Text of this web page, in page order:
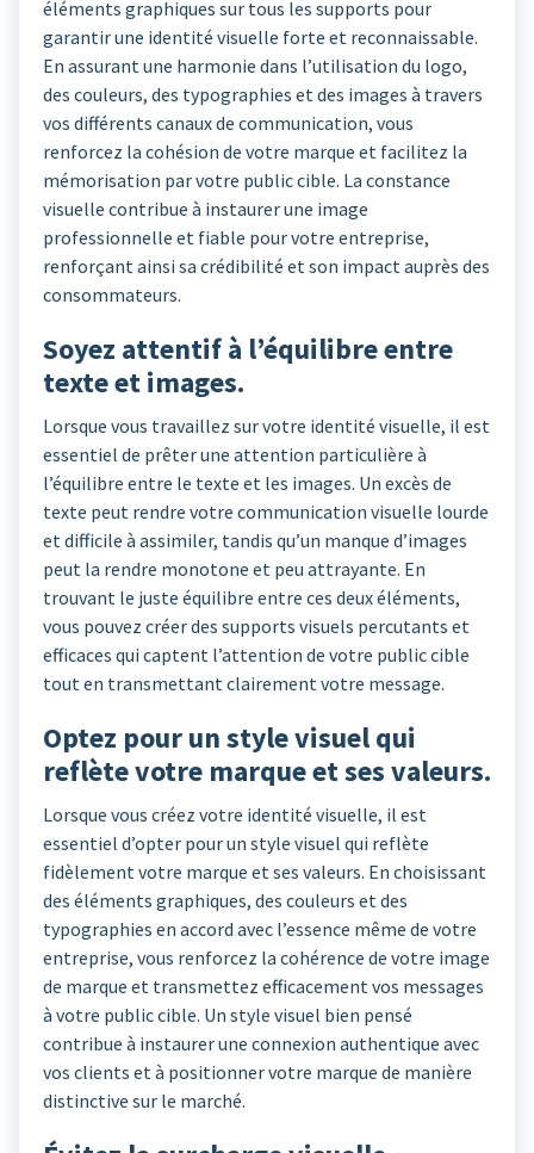
éléments graphiques sur tous les supports pour
garantir une identité visuelle forte et reconnaissable.
En assurant une harmonie dans l’utilisation du logo,
des couleurs, des typographies et des images à travers
vos différents canaux de communication, vous
renforcez la cohésion de votre marque et facilitez la
mémorisation par votre public cible. La constance
visuelle contribue à instaurer une image
professionnelle et fiable pour votre entreprise,
renforçant ainsi sa crédibilité et son impact auprès des
consommateurs.
Soyez attentif à l’équilibre entre
texte et images.
Lorsque vous travaillez sur votre identité visuelle, il est
essentiel de prêter une attention particulière à
l’équilibre entre le texte et les images. Un excès de
texte peut rendre votre communication visuelle lourde
et difficile à assimiler, tandis qu’un manque d’images
peut la rendre monotone et peu attrayante. En
trouvant le juste équilibre entre ces deux éléments,
vous pouvez créer des supports visuels percutants et
efficaces qui captent l’attention de votre public cible
tout en transmettant clairement votre message.
Optez pour un style visuel qui
reflète votre marque et ses valeurs.
Lorsque vous créez votre identité visuelle, il est
essentiel d’opter pour un style visuel qui reflète
fidèlement votre marque et ses valeurs. En choisissant
des éléments graphiques, des couleurs et des
typographies en accord avec l’essence même de votre
entreprise, vous renforcez la cohérence de votre image
de marque et transmettez efficacement vos messages
à votre public cible. Un style visuel bien pensé
contribue à instaurer une connexion authentique avec
vos clients et à positionner votre marque de manière
distinctive sur le marché.